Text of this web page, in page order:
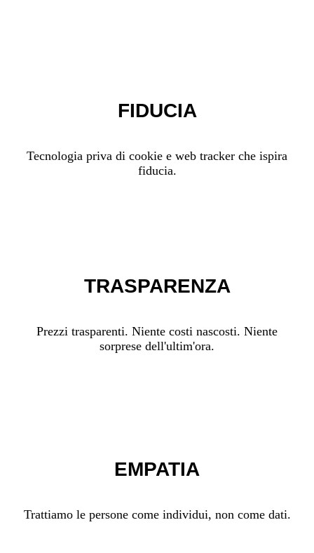
FIDUCIA
Tecnologia priva di cookie e web tracker che ispira
fiducia.
TRASPARENZA
Prezzi trasparenti. Niente costi nascosti. Niente
sorprese dell'ultim'ora.
EMPATIA
Trattiamo le persone come individui, non come dati.